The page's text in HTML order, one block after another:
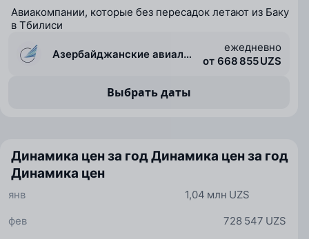
Авиакомпании, которые без пересадок летают из Баку
в Тбилиси
Азербайджанские авиалинии (Azal)
ежедневно
от 668 855 UZS
Выбрать даты
Динамика цен за годДинамика цен за год
Динамика цен
1,04 млн UZS
янв
728 547 UZS
фев